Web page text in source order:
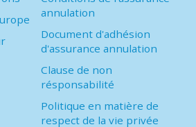
annulation
Document d'adhésion
d'assurance annulation
Clause de non
résponsabilité
Politique en matière de
respect de la vie privée